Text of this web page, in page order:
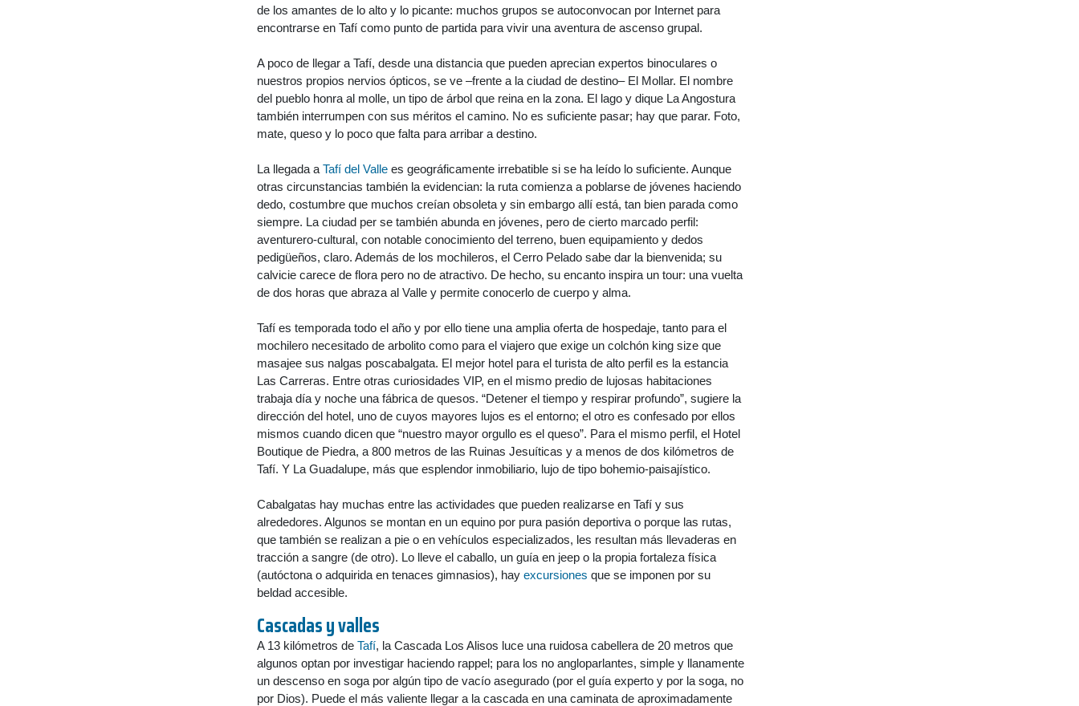
de los amantes de lo alto y lo picante: muchos grupos se autoconvocan por Internet para
encontrarse en Tafí como punto de partida para vivir una aventura de ascenso grupal.
A poco de llegar a Tafí, desde una distancia que pueden aprecian expertos binoculares o
nuestros propios nervios ópticos, se ve –frente a la ciudad de destino– El Mollar. El nombre
del pueblo honra al molle, un tipo de árbol que reina en la zona. El lago y dique La Angostura
también interrumpen con sus méritos el camino. No es suficiente pasar; hay que parar. Foto,
mate, queso y lo poco que falta para arribar a destino.
La llegada a Tafí del Valle es geográficamente irrebatible si se ha leído lo suficiente. Aunque
otras circunstancias también la evidencian: la ruta comienza a poblarse de jóvenes haciendo
dedo, costumbre que muchos creían obsoleta y sin embargo allí está, tan bien parada como
siempre. La ciudad per se también abunda en jóvenes, pero de cierto marcado perfil:
aventurero-cultural, con notable conocimiento del terreno, buen equipamiento y dedos
pedigüeños, claro. Además de los mochileros, el Cerro Pelado sabe dar la bienvenida; su
calvicie carece de flora pero no de atractivo. De hecho, su encanto inspira un tour: una vuelta
de dos horas que abraza al Valle y permite conocerlo de cuerpo y alma.
Tafí es temporada todo el año y por ello tiene una amplia oferta de hospedaje, tanto para el
mochilero necesitado de arbolito como para el viajero que exige un colchón king size que
masajee sus nalgas poscabalgata. El mejor hotel para el turista de alto perfil es la estancia
Las Carreras. Entre otras curiosidades VIP, en el mismo predio de lujosas habitaciones
trabaja día y noche una fábrica de quesos. “Detener el tiempo y respirar profundo”, sugiere la
dirección del hotel, uno de cuyos mayores lujos es el entorno; el otro es confesado por ellos
mismos cuando dicen que “nuestro mayor orgullo es el queso”. Para el mismo perfil, el Hotel
Boutique de Piedra, a 800 metros de las Ruinas Jesuíticas y a menos de dos kilómetros de
Tafí. Y La Guadalupe, más que esplendor inmobiliario, lujo de tipo bohemio-paisajístico.
Cabalgatas hay muchas entre las actividades que pueden realizarse en Tafí y sus
alrededores. Algunos se montan en un equino por pura pasión deportiva o porque las rutas,
que también se realizan a pie o en vehículos especializados, les resultan más llevaderas en
tracción a sangre (de otro). Lo lleve el caballo, un guía en jeep o la propia fortaleza física
(autóctona o adquirida en tenaces gimnasios), hay excursiones que se imponen por su
beldad accesible.
Cascadas y valles
A 13 kilómetros de Tafí, la Cascada Los Alisos luce una ruidosa cabellera de 20 metros que
algunos optan por investigar haciendo rappel; para los no angloparlantes, simple y llanamente
un descenso en soga por algún tipo de vacío asegurado (por el guía experto y por la soga, no
por Dios). Puede el más valiente llegar a la cascada en una caminata de aproximadamente